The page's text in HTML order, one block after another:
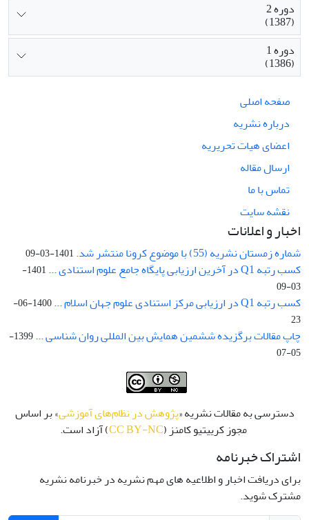
دوره 2
(1387)
دوره 1
(1386)
صفحه اصلی
درباره نشریه
اعضای هیات تحریریه
ارسال مقاله
تماس با ما
نقشه سایت
اخبار و اعلانات
شماره زمستان نشریه (55) با موضوع کرونا منتشر شد. 1401-03-09
کسب رتبه Q1 در آخرین ارزیابی پایگاه جامع علوم استنادی ...
1401-
03-09
کسب رتبه Q1 در ارزیابی مرکز استنادی علوم جهان اسلام ...
1400-06-
23
چاپ مقالات برگزیده ششمین همایش بین المللی روان شناسی ...
1399-
05-07
دسترسی به مقالات نشریه «پژوهش در نظام‌های آموزشی» بر اساس
مجوز کرییتیو کامنز (CC BY-NC) آزاد است.
اشتراک خبرنامه
برای دریافت اخبار و اطلاعیه های مهم نشریه در خبرنامه نشریه
مشترک شوید.